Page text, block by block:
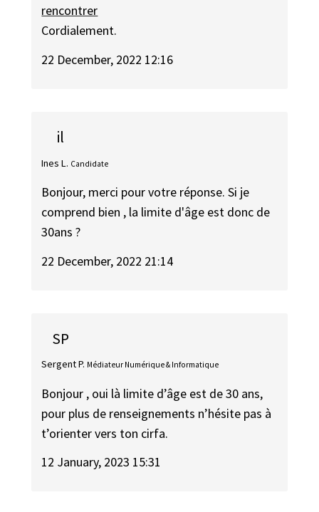
rencontrer
Cordialement.
22 December, 2022 12:16
il
Ines L. Candidate
Bonjour, merci pour votre réponse. Si je
comprend bien , la limite d'âge est donc de
30ans ?
22 December, 2022 21:14
SP
Sergent P. Médiateur Numérique & Informatique
Bonjour , oui là limite d’âge est de 30 ans,
pour plus de renseignements n’hésite pas à
t’orienter vers ton cirfa.
12 January, 2023 15:31